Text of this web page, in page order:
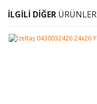
İLGİLİ DİĞER ÜRÜNLER